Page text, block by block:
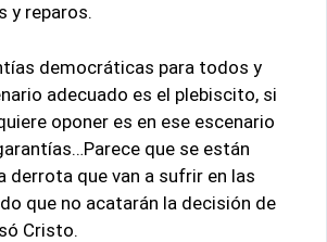
y reparos.
democráticas para todos y
adecuado es el plebiscito, si
oponer es en ese escenario
que se están
derrota que van a sufrir en las
que no acatarán la decisión de
Cristo.